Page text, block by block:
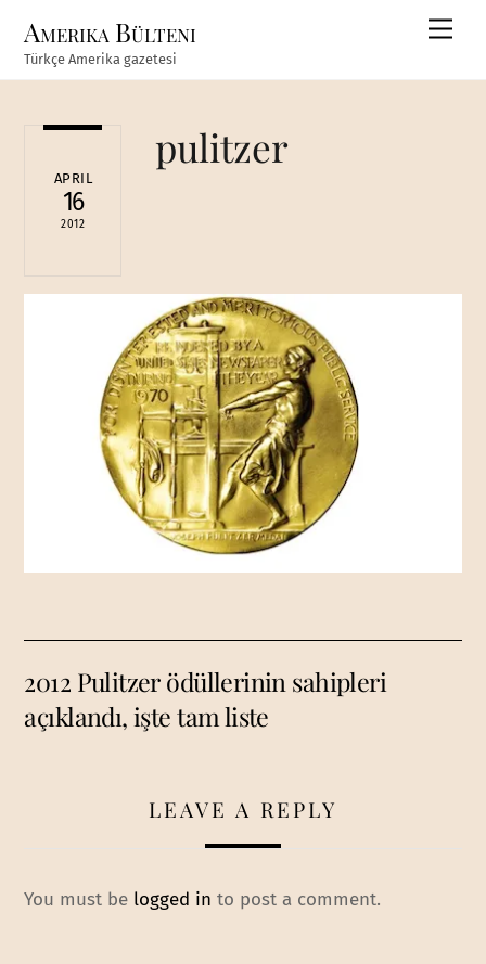
content
Amerika Bülteni
Türkçe Amerika gazetesi
APRIL
16
2012
pulitzer
2012 Pulitzer ödüllerinin sahipleri
açıklandı, işte tam liste
LEAVE A REPLY
You must be logged in to post a comment.